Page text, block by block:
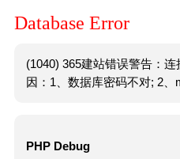
Database Error
(1040) 365建站错误警告：
因：1、数据库密码不对; 2、
PHP Debug